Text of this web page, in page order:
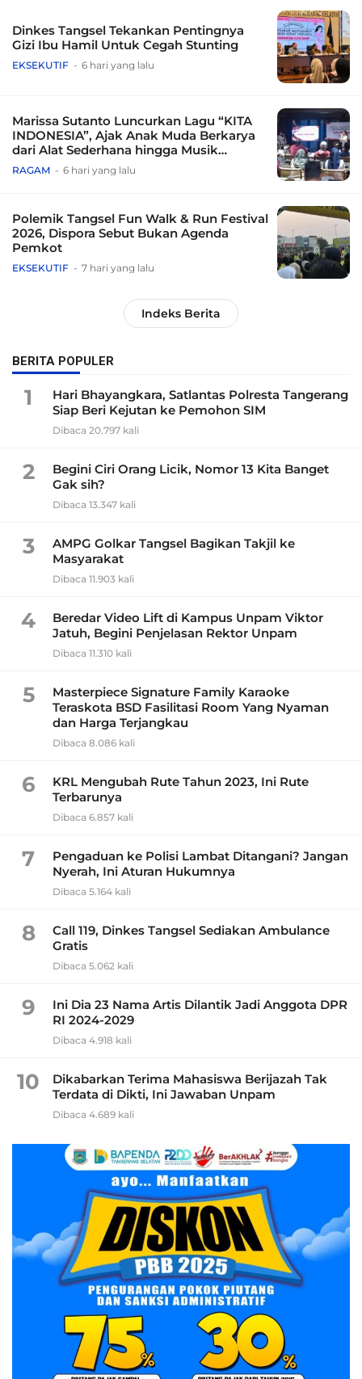
Dinkes Tangsel Tekankan Pentingnya
Gizi Ibu Hamil Untuk Cegah Stunting
EKSEKUTIF 6 hari yang lalu
Marissa Sutanto Luncurkan Lagu “KITA
INDONESIA”, Ajak Anak Muda Berkarya
dari Alat Sederhana hingga Musik
Tradisional
RAGAM 6 hari yang lalu
Polemik Tangsel Fun Walk & Run Festival
2026, Dispora Sebut Bukan Agenda
Pemkot
EKSEKUTIF 7 hari yang lalu
Indeks Berita
BERITA POPULER
1
Hari Bhayangkara, Satlantas Polresta Tangerang
Siap Beri Kejutan ke Pemohon SIM
Dibaca 20.797 kali
2
Begini Ciri Orang Licik, Nomor 13 Kita Banget
Gak sih?
Dibaca 13.347 kali
3
AMPG Golkar Tangsel Bagikan Takjil ke
Masyarakat
Dibaca 11.903 kali
4
Beredar Video Lift di Kampus Unpam Viktor
Jatuh, Begini Penjelasan Rektor Unpam
Dibaca 11.310 kali
5
Masterpiece Signature Family Karaoke
Teraskota BSD Fasilitasi Room Yang Nyaman
dan Harga Terjangkau
Dibaca 8.086 kali
6
KRL Mengubah Rute Tahun 2023, Ini Rute
Terbarunya
Dibaca 6.857 kali
7
Pengaduan ke Polisi Lambat Ditangani? Jangan
Nyerah, Ini Aturan Hukumnya
Dibaca 5.164 kali
8
Call 119, Dinkes Tangsel Sediakan Ambulance
Gratis
Dibaca 5.062 kali
9
Ini Dia 23 Nama Artis Dilantik Jadi Anggota DPR
RI 2024-2029
Dibaca 4.918 kali
10
Dikabarkan Terima Mahasiswa Berijazah Tak
Terdata di Dikti, Ini Jawaban Unpam
Dibaca 4.689 kali